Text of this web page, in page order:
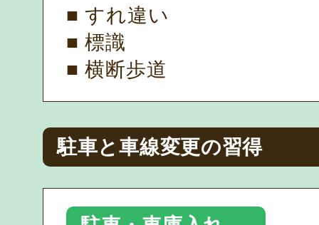
■ すれ違い
■ 標識
■ 横断歩道
駐車と車線変更の習得